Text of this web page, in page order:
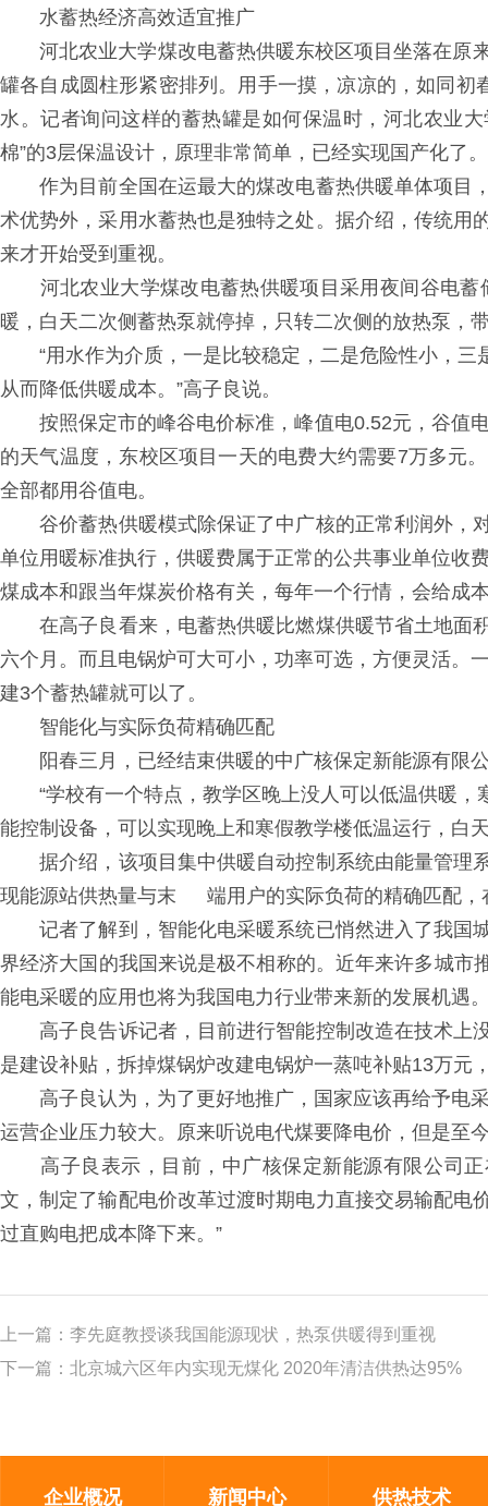
水蓄热经济高效适宜推广
河北农业大学煤改电蓄热供暖东校区项目坐落在原
罐各自成圆柱形紧密排列。用手一摸，凉凉的，如同
水。记者询问这样的蓄热罐是如何保温时，河北农业
棉”的3层保温设计，原理非常简单，已经实现国产化了。
作为目前全国在运最大的煤改电蓄热供暖单体项目
术优势外，采用水蓄热也是独特之处。据介绍，传统
来才开始受到重视。
河北农业大学煤改电蓄热供暖项目采用夜间谷电蓄
暖，白天二次侧蓄热泵就停掉，只转二次侧的放热泵，
“用水作为介质，一是比较稳定，二是危险性小，三
从而降低供暖成本。”高子良说。
按照保定市的峰谷电价标准，峰值电0.52元，谷值电
的天气温度，东校区项目一天的电费大约需要7万多元
全部都用谷值电。
谷价蓄热供暖模式除保证了中广核的正常利润外，
单位用暖标准执行，供暖费属于正常的公共事业单位收
煤成本和跟当年煤炭价格有关，每年一个行情，会给成
在高子良看来，电蓄热供暖比燃煤供暖节省土地面
六个月。而且电锅炉可大可小，功率可选，方便灵活。
建3个蓄热罐就可以了。
智能化与实际负荷精确匹配
阳春三月，已经结束供暖的中广核保定新能源有限
“学校有一个特点，教学区晚上没人可以低温供暖，
能控制设备，可以实现晚上和寒假教学楼低温运行，白
据介绍，该项目集中供暖自动控制系统由能量管理
现能源站供热量与末 端用户的实际负荷的精确匹配，
记者了解到，智能化电采暖系统已悄然进入了我国
界经济大国的我国来说是极不相称的。近年来许多城
能电采暖的应用也将为我国电力行业带来新的发展机遇
高子良告诉记者，目前进行智能控制改造在技术上
是建设补贴，拆掉煤锅炉改建电锅炉一蒸吨补贴13万
高子良认为，为了更好地推广，国家应该再给予电采
运营企业压力较大。原来听说电代煤要降电价，但是至
高子良表示，目前，中广核保定新能源有限公司正
文，制定了输配电价改革过渡时期电力直接交易输配
过直购电把成本降下来。”
上一篇： 李先庭教授谈我国能源现状，热泵供暖得到重视
下一篇： 北京城六区年内实现无煤化 2020年清洁供热达95%
企业概况 新闻中心 供热技术